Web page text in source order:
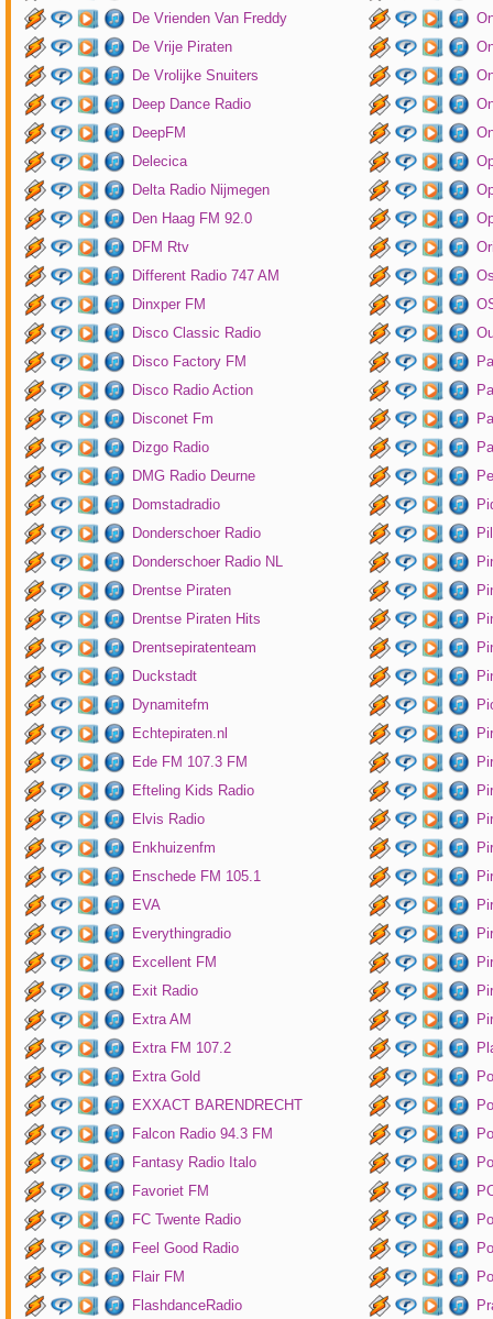
De Vrienden Van Freddy
De Vrije Piraten
De Vrolijke Snuiters
Deep Dance Radio
DeepFM
Delecica
Delta Radio Nijmegen
Den Haag FM 92.0
DFM Rtv
Different Radio 747 AM
Dinxper FM
Disco Classic Radio
Disco Factory FM
Disco Radio Action
Disconet Fm
Dizgo Radio
DMG Radio Deurne
Domstadradio
Donderschoer Radio
Donderschoer Radio NL
Drentse Piraten
Drentse Piraten Hits
Drentsepiratenteam
Duckstadt
Dynamitefm
Echtepiraten.nl
Ede FM 107.3 FM
Efteling Kids Radio
Elvis Radio
Enkhuizenfm
Enschede FM 105.1
EVA
Everythingradio
Excellent FM
Exit Radio
Extra AM
Extra FM 107.2
Extra Gold
EXXACT BARENDRECHT
Falcon Radio 94.3 FM
Fantasy Radio Italo
Favoriet FM
FC Twente Radio
Feel Good Radio
Flair FM
FlashdanceRadio